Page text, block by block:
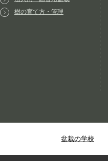
樹の育て方・管理
盆栽の学校